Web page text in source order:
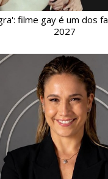
filme gay é um dos
2027